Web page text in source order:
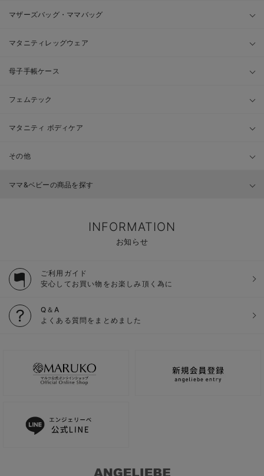
マザーズバッグ・ママバッグ
マタニティレッグウェア
母子手帳ケース
フェムテック
マタニティ ボディケア
その他
ママ&ベビーの商品を探す
INFORMATION
お知らせ
ご利用ガイド
安心してお買い物をお楽しみ頂く為に
Q＆A
よくある質問をまとめました